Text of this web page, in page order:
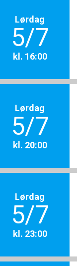
Lørdag
5/7
kl. 16:00
Lørdag
5/7
kl. 20:00
Lørdag
5/7
kl. 23:00